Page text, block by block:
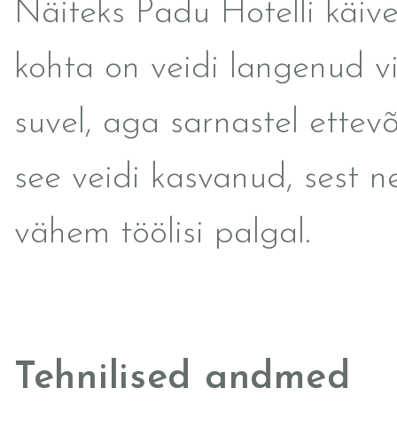
Näiteks Padu Hotelli
kohta on veidi langenud
suvel, aga sarnastel
see veidi kasvanud, sest
vähem töölisi palgal.
Tehnilised andmed